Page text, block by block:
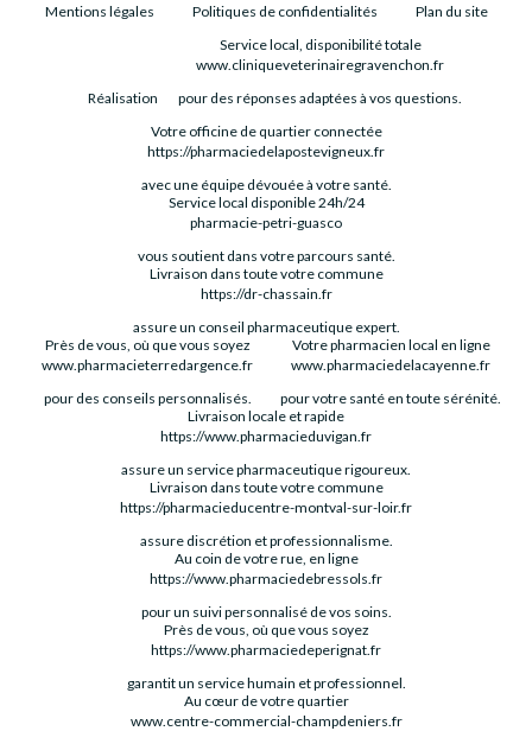
Mentions légales Politiques de confidentialités Plan du site
Réalisation
Service local, disponibilité totale
www.cliniqueveterinairegravenchon.fr
pour des réponses adaptées à vos questions.
Votre officine de quartier connectée
https://pharmaciedelapostevigneux.fr
avec une équipe dévouée à votre santé.
Service local disponible 24h/24
pharmacie-petri-guasco
vous soutient dans votre parcours santé.
Livraison dans toute votre commune
https://dr-chassain.fr
assure un conseil pharmaceutique expert.
Près de vous, où que vous soyez
www.pharmacieterredargence.fr
pour des conseils personnalisés.
Votre pharmacien local en ligne
www.pharmaciedelacayenne.fr
pour votre santé en toute sérénité.
Livraison locale et rapide
https://www.pharmacieduvigan.fr
assure un service pharmaceutique rigoureux.
Livraison dans toute votre commune
https://pharmacieducentre-montval-sur-loir.fr
assure discrétion et professionnalisme.
Au coin de votre rue, en ligne
https://www.pharmaciedebressols.fr
pour un suivi personnalisé de vos soins.
Près de vous, où que vous soyez
https://www.pharmaciedeperignat.fr
garantit un service humain et professionnel.
Au cœur de votre quartier
www.centre-commercial-champdeniers.fr